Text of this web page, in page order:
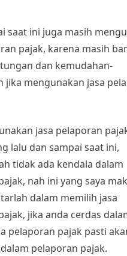
saat ini juga masih
pajak, karena masih
dan kemudahan-
jika mengunakan jasa
jasa pelaporan
lalu dan sampai saat ini,
tidak ada kendala dalam
nah ini yang saya
dalam memilih jasa
jika anda cerdas
pelaporan pajak pasti
pelaporan pajak.